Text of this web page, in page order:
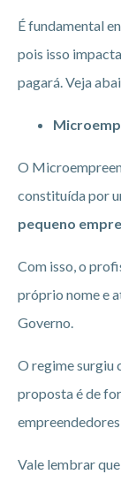
É fundamental
pois isso
pagará. Veja
O
constituída por
pequeno
Com isso, o
próprio nome e
Governo.
O regime surgiu
proposta é de
Vale lembrar